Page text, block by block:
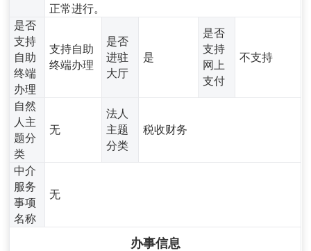
正常进行。
是否
支持
自助
终端
办理
支持自助
终端办理
是否
进驻
大厅
是
是否
支持
网上
支付
不支持
自然
人主
题分
类
无
法人
主题
分类
税收财务
中介
服务
事项
名称
无
办事信息